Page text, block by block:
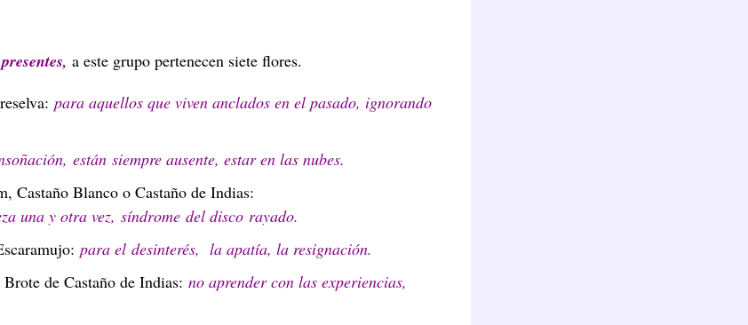
a este grupo pertenecen siete flores.
para aquellos que viven anclados en el pasado, ignorando
están siempre ausente, estar en las nubes.
Castaño Blanco o Castaño de Indias:
una y otra vez, síndrome del disco rayado.
para el desinterés, la apatía, la resignación.
de Castaño de Indias: no aprender con las experiencias,